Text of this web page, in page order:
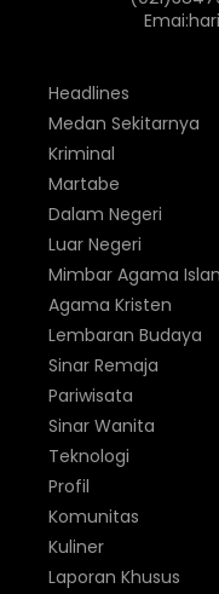
Headlines
Medan Sekitarnya
Kriminal
Martabe
Dalam Negeri
Luar Negeri
Mimbar Agama
Agama Kristen
Lembaran Budaya
Sinar Remaja
Pariwisata
Sinar Wanita
Teknologi
Profil
Komunitas
Kuliner
Laporan Khusus